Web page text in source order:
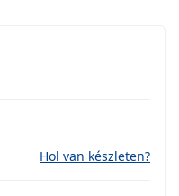
Hol van készleten?